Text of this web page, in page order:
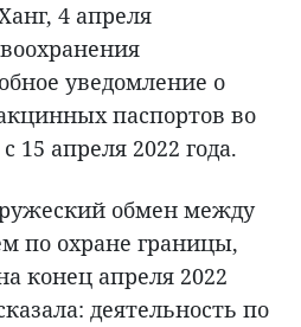
4 апреля
уведомление о
паспортов во
15 апреля 2022 года.
обмен между
по охране границы,
конец апреля 2022
деятельность по